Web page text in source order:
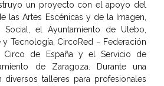
un proyecto con el apoyo del
las Artes Escénicas y de la Imagen,
el Ayuntamiento de Utebo,
y Tecnología, CircoRed – Federación
Circo de España y el Servicio de
de Zaragoza. Durante una
diversos talleres para profesionales